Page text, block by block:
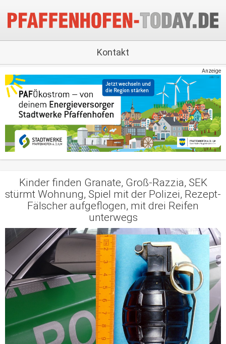
Kontakt
Anzeige
Kinder finden Granate, Groß-Razzia, SEK
stürmt Wohnung, Spiel mit der Polizei, Rezept-
Fälscher aufgeflogen, mit drei Reifen
unterwegs